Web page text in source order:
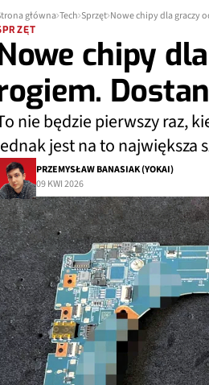
główna Tech Sprzęt Nowe chipy dla graczy
chipy
nie będzie pierwszy raz,
jest na to największa
PRZEMYSŁAW BANASIAK (YOKAI)
09 KWI 2026